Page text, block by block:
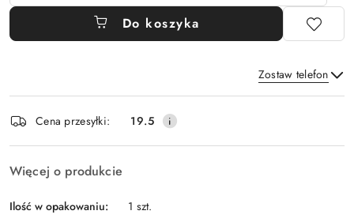
Do koszyka
Zostaw telefon
Wyślij
i
dostawa
Cena przesyłki: 19.5
Więcej o produkcie
Ilość w opakowaniu: 1 szt.